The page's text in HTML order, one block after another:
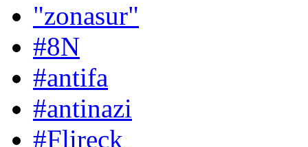
"zonasur"
#8N
#antifa
#antinazi
#Flireck